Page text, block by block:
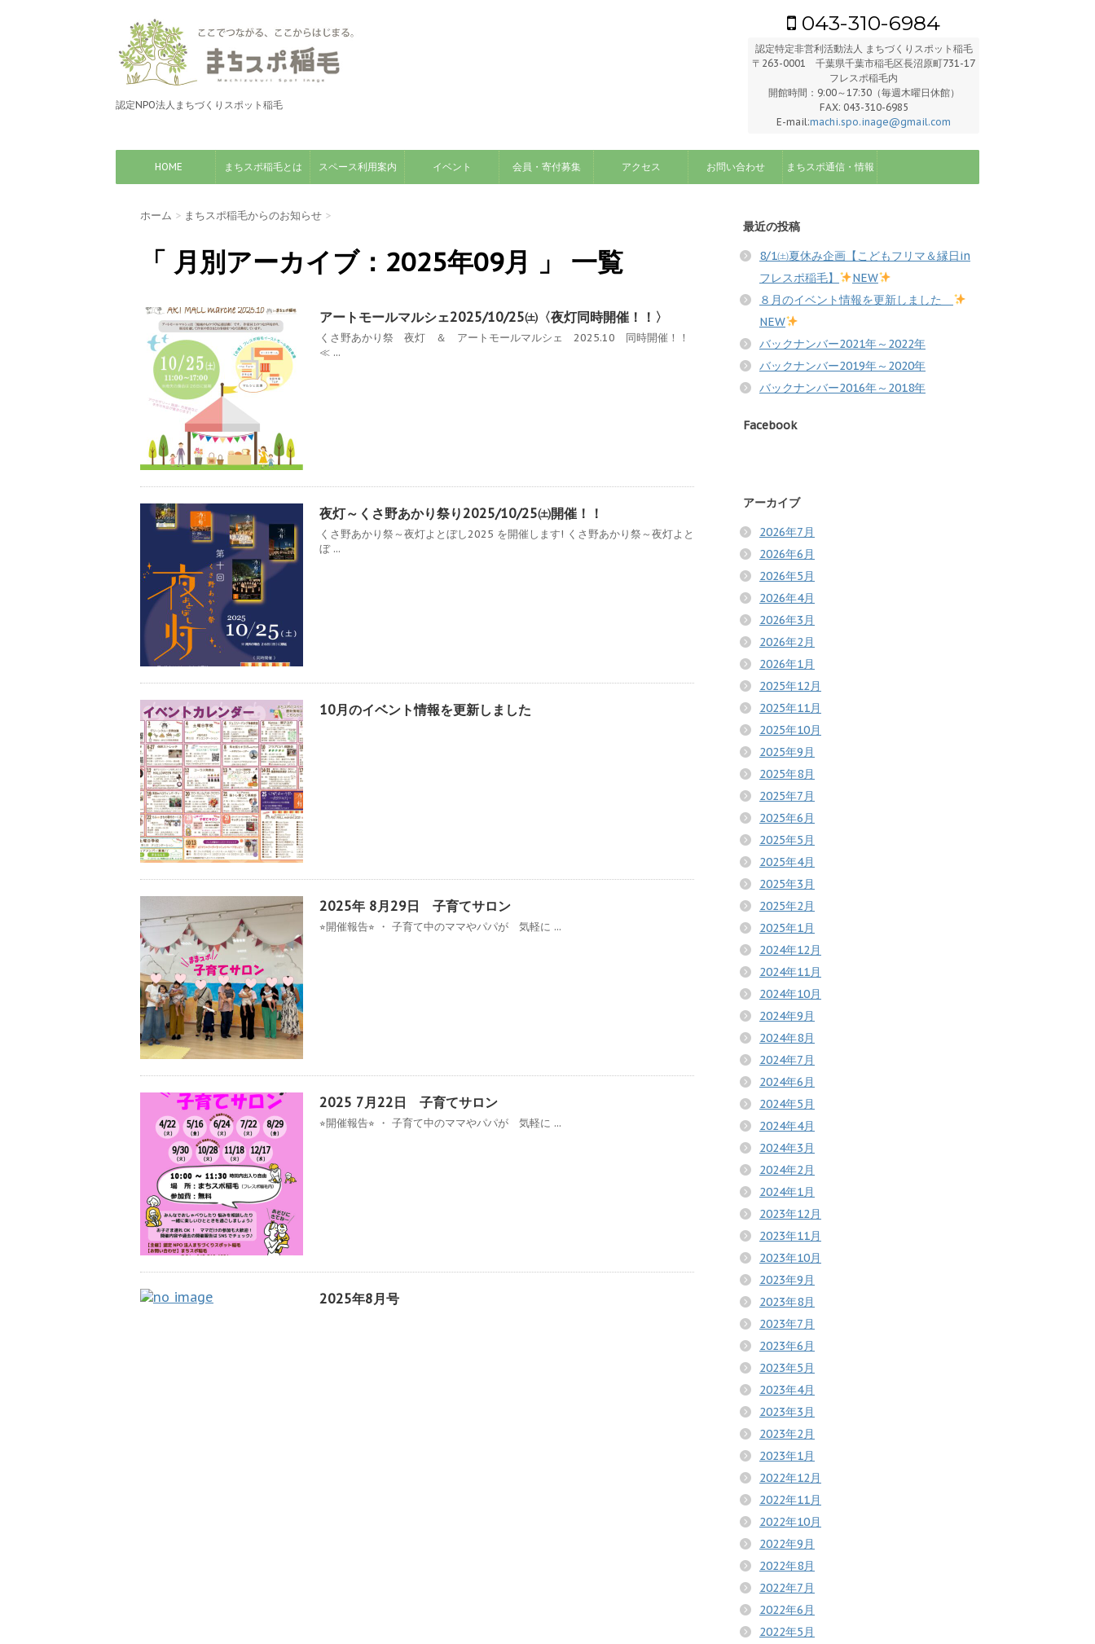
認定NPO法人まちづくりスポット稲毛
043-310-6984
認定特定非営利活動法人 まちづくりスポット稲毛
〒263-0001 千葉県千葉市稲毛区長沼原町731-17
フレスポ稲毛内
開館時間：9:00～17:30（毎週木曜日休館）
FAX: 043-310-6985
E-mail:machi.spo.inage@gmail.com
HOME まちスポ稲毛とは スペース利用案内 イベント 会員・寄付募集 アクセス お問い合わせ まちスポ通信・情報
ホーム > まちスポ稲毛からのお知らせ >
「 月別アーカイブ：2025年09月 」 一覧
アートモールマルシェ2025/10/25㈯〈夜灯同時開催！！〉
くさ野あかり祭 夜灯 ＆ アートモールマルシェ 2025.10 同時開催！！
≪ ...
夜灯～くさ野あかり祭り2025/10/25㈯開催！！
くさ野あかり祭～夜灯よとぼし2025 を開催します! くさ野あかり祭～夜灯よと
ぼ ...
10月のイベント情報を更新しました
2025年 8月29日 子育てサロン
⭐︎開催報告⭐︎ ・ 子育て中のママやパパが 気軽に ...
2025 7月22日 子育てサロン
⭐︎開催報告⭐︎ ・ 子育て中のママやパパが 気軽に ...
2025年8月号
最近の投稿
8/1㈯夏休み企画【こどもフリマ＆縁日in
フレスポ稲毛】
NEW
８月のイベント情報を更新しました
NEW
バックナンバー2021年～2022年
バックナンバー2019年～2020年
バックナンバー2016年～2018年
Facebook
アーカイブ
2026年7月
2026年6月
2026年5月
2026年4月
2026年3月
2026年2月
2026年1月
2025年12月
2025年11月
2025年10月
2025年9月
2025年8月
2025年7月
2025年6月
2025年5月
2025年4月
2025年3月
2025年2月
2025年1月
2024年12月
2024年11月
2024年10月
2024年9月
2024年8月
2024年7月
2024年6月
2024年5月
2024年4月
2024年3月
2024年2月
2024年1月
2023年12月
2023年11月
2023年10月
2023年9月
2023年8月
2023年7月
2023年6月
2023年5月
2023年4月
2023年3月
2023年2月
2023年1月
2022年12月
2022年11月
2022年10月
2022年9月
2022年8月
2022年7月
2022年6月
2022年5月